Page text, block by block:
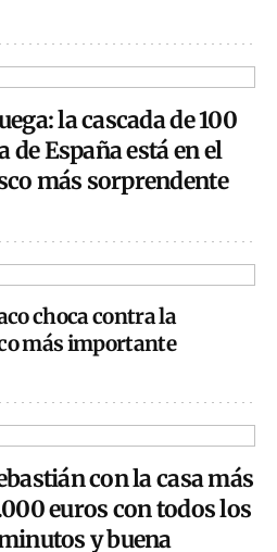
la cascada de 100
España está en el
más sorprendente
choca contra la
más importante
con la casa más
euros con todos los
y buena